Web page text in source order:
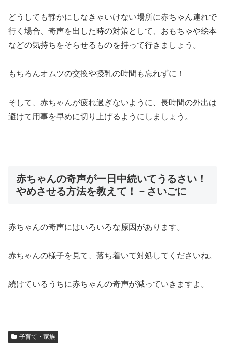
どうしても静かにしなきゃいけない場所に赤ちゃん連れで
行く場合、奇声を出した時の対策として、おもちゃや絵本
などの気持ちをそらせるものを持って行きましょう。
もちろんオムツの交換や授乳の時間も忘れずに！
そして、赤ちゃんが疲れ過ぎないように、長時間の外出は
避けて用事を早めに切り上げるようにしましょう。
赤ちゃんの奇声が一日中続いてうるさい！
やめさせる方法を教えて！－さいごに
赤ちゃんの奇声にはいろいろな原因があります。
赤ちゃんの様子を見て、落ち着いて対処してくださいね。
続けているうちに赤ちゃんの奇声が減っていきますよ。
子育て・家族